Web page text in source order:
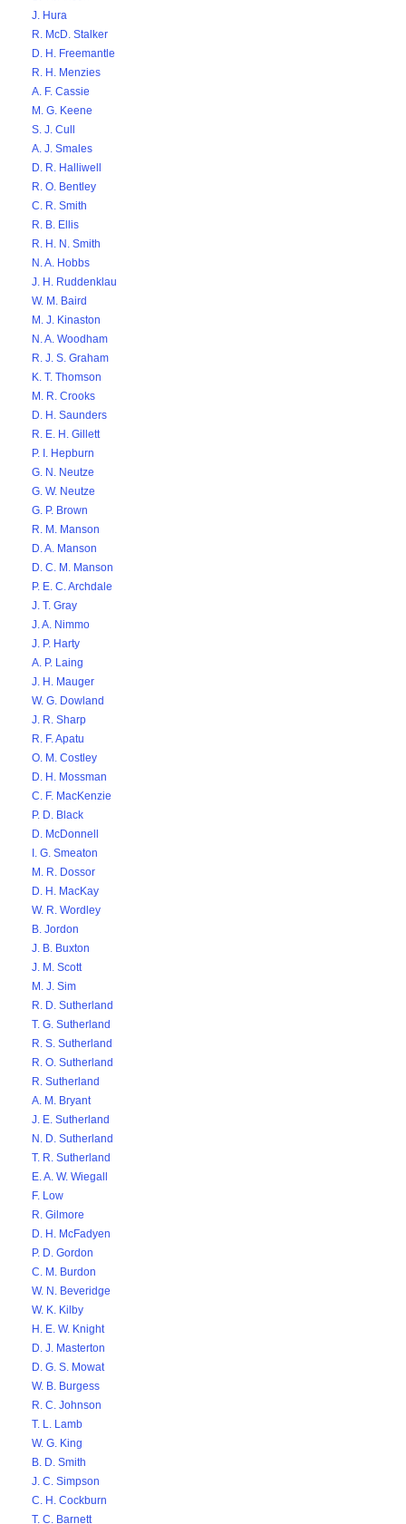
J. Hura
R. McD. Stalker
D. H. Freemantle
R. H. Menzies
A. F. Cassie
M. G. Keene
S. J. Cull
A. J. Smales
D. R. Halliwell
R. O. Bentley
C. R. Smith
R. B. Ellis
R. H. N. Smith
N. A. Hobbs
J. H. Ruddenklau
W. M. Baird
M. J. Kinaston
N. A. Woodham
R. J. S. Graham
K. T. Thomson
M. R. Crooks
D. H. Saunders
R. E. H. Gillett
P. I. Hepburn
G. N. Neutze
G. W. Neutze
G. P. Brown
R. M. Manson
D. A. Manson
D. C. M. Manson
P. E. C. Archdale
J. T. Gray
J. A. Nimmo
J. P. Harty
A. P. Laing
J. H. Mauger
W. G. Dowland
J. R. Sharp
R. F. Apatu
O. M. Costley
D. H. Mossman
C. F. MacKenzie
P. D. Black
D. McDonnell
I. G. Smeaton
M. R. Dossor
D. H. MacKay
W. R. Wordley
B. Jordon
J. B. Buxton
J. M. Scott
M. J. Sim
R. D. Sutherland
T. G. Sutherland
R. S. Sutherland
R. O. Sutherland
R. Sutherland
A. M. Bryant
J. E. Sutherland
N. D. Sutherland
T. R. Sutherland
E. A. W. Wiegall
F. Low
R. Gilmore
D. H. McFadyen
P. D. Gordon
C. M. Burdon
W. N. Beveridge
W. K. Kilby
H. E. W. Knight
D. J. Masterton
D. G. S. Mowat
W. B. Burgess
R. C. Johnson
T. L. Lamb
W. G. King
B. D. Smith
J. C. Simpson
C. H. Cockburn
T. C. Barnett